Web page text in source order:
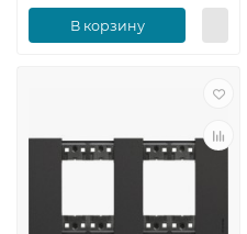
В корзину